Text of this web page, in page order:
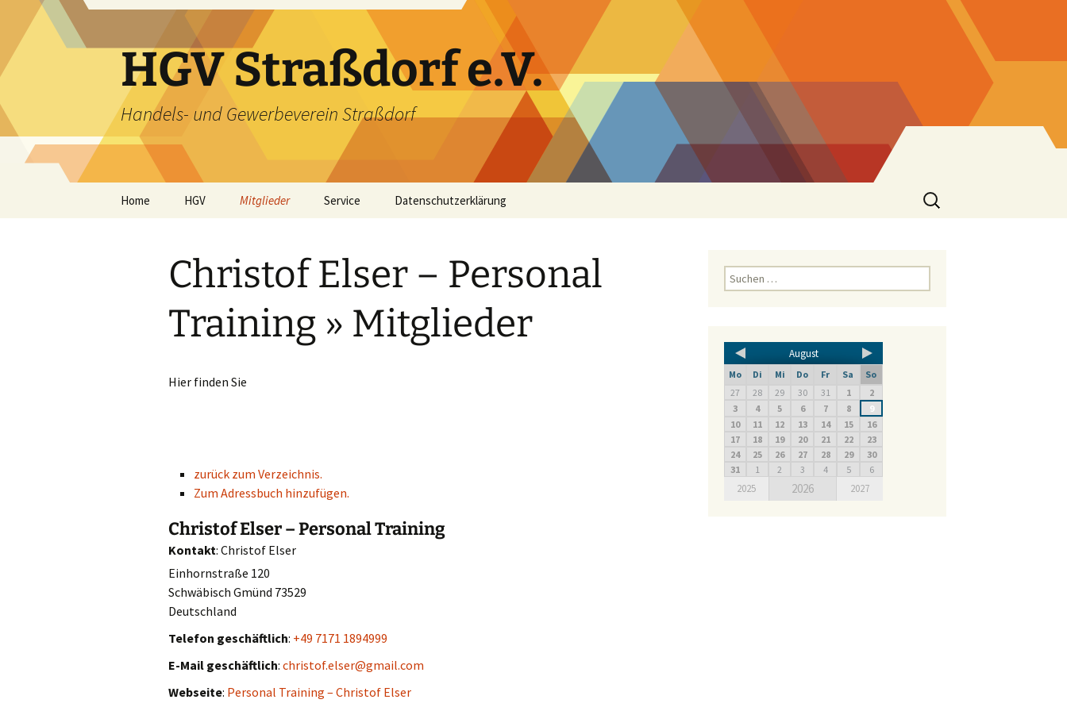
HGV Straßdorf e.V.
Handels- und Gewerbeverein Straßdorf
Home HGV
Warum Mitglied werden?
Der Vorstand
Mitglieder Service
Downloadbereich
Impressum
Datenschutzerklärung
Christof Elser – Personal
Training » Mitglieder
Hier finden Sie
zurück zum Verzeichnis.
Zum Adressbuch hinzufügen.
Christof Elser – Personal Training
Kontakt: Christof Elser
Einhornstraße 120
Schwäbisch Gmünd 73529
Deutschland
Telefon geschäftlich: +49 7171 1894999
E-Mail geschäftlich: christof.elser@gmail.com
Webseite: Personal Training – Christof Elser
August
Mo Di Mi Do Fr Sa
So
27
28 29 30 31 1
2
3
4 5 6 7 8
9
10
11 12 13 14 15
16
17
18 19 20 21 22
23
24
25 26 27 28 29
30
31
1 2 3 4 5 6
2025 2026 2027